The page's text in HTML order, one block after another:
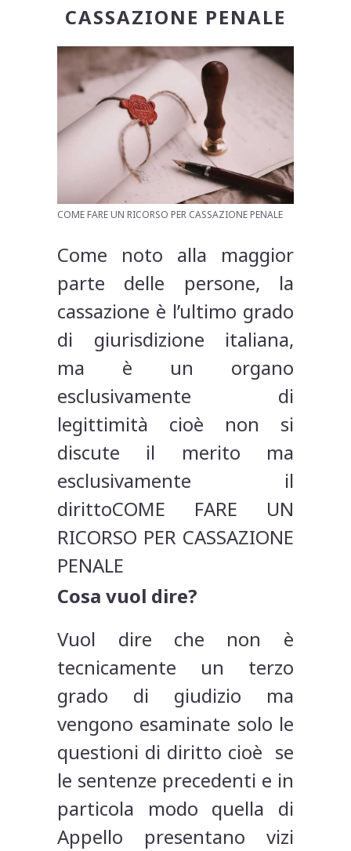
CASSAZIONE PENALE
COME FARE UN RICORSO PER CASSAZIONE PENALE
Come noto alla maggior
parte delle persone, la
cassazione è l’ultimo grado
di giurisdizione italiana,
ma è un organo
esclusivamente di
legittimità cioè non si
discute il merito ma
esclusivamente il
dirittoCOME FARE UN
RICORSO PER CASSAZIONE
PENALE
Cosa vuol dire?
Vuol dire che non è
tecnicamente un terzo
grado di giudizio ma
vengono esaminate solo le
questioni di diritto cioè se
le sentenze precedenti e in
particola modo quella di
Appello presentano vizi